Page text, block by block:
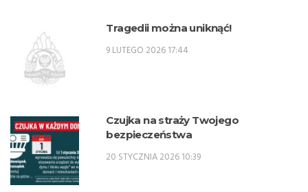
r. – SPO
Tragedii można uniknąć!
9 LUTEGO 2026 17:44
Czujka na straży Twojego
bezpieczeństwa
20 STYCZNIA 2026 10:39